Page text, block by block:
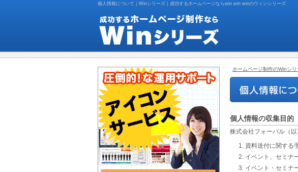
個人情報について｜Winシリーズ｜成功するホームページならwin win winのウィンシリーズ
ホームページ制作のWinシ
個人情報の収集目的
株式会社フォーバル（
資料送付に関する
イベント、セミナ
イベント・セミナ